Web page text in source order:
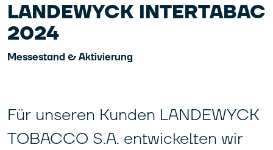
LANDEWYCK INTERTABAC
2024
Messestand & Aktivierung
Für unseren Kunden LANDEWYCK
TOBACCO S.A. entwickelten wir